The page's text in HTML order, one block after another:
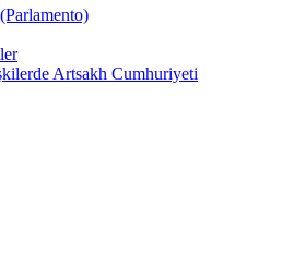
Artsakh Cumhuriyeti